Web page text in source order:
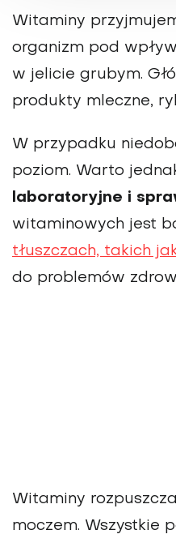
Witaminy
organizm pod
w jelicie grubym.
produkty mleczne,
W przypadku
poziom. Warto
laboratoryjne i
witaminowych jest
tłuszczach, takich jak
do problemów
Witaminy
moczem. Wszystkie